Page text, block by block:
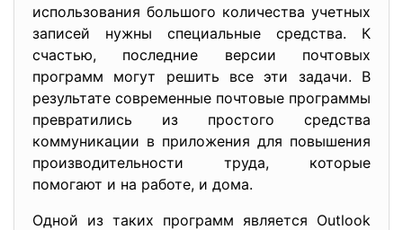
использования большого количества учетных
записей нужны специальные средства. К
счастью, последние версии почтовых
программ могут решить все эти задачи. В
результате современные почтовые программы
превратились из простого средства
коммуникации в приложения для повышения
производительности труда, которые
помогают и на работе, и дома.
Одной из таких программ является Outlook